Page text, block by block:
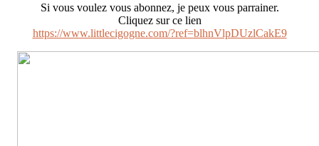
Si vous voulez vous abonnez, je peux vous parrainer.
Cliquez sur ce lien
https://www.littlecigogne.com/?ref=blhnVlpDUzlCakE9